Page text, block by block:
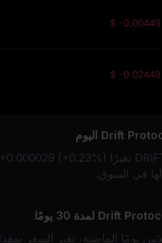
$ -0.00449
$ -0.02449
(+0.23%)
في السوق.
يومًا الماضية، تغير السعر